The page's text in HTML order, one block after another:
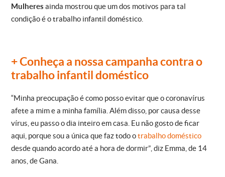
Mulheres ainda mostrou que um dos motivos para tal
condição é o trabalho infantil doméstico.
+ Conheça a nossa campanha contra o
trabalho infantil doméstico
“Minha preocupação é como posso evitar que o coronavírus
afete a mim e a minha família. Além disso, por causa desse
vírus, eu passo o dia inteiro em casa. Eu não gosto de ficar
aqui, porque sou a única que faz todo otrabalho doméstico
desde quando acordo até a hora de dormir”, diz Emma, de 14
anos, de Gana.